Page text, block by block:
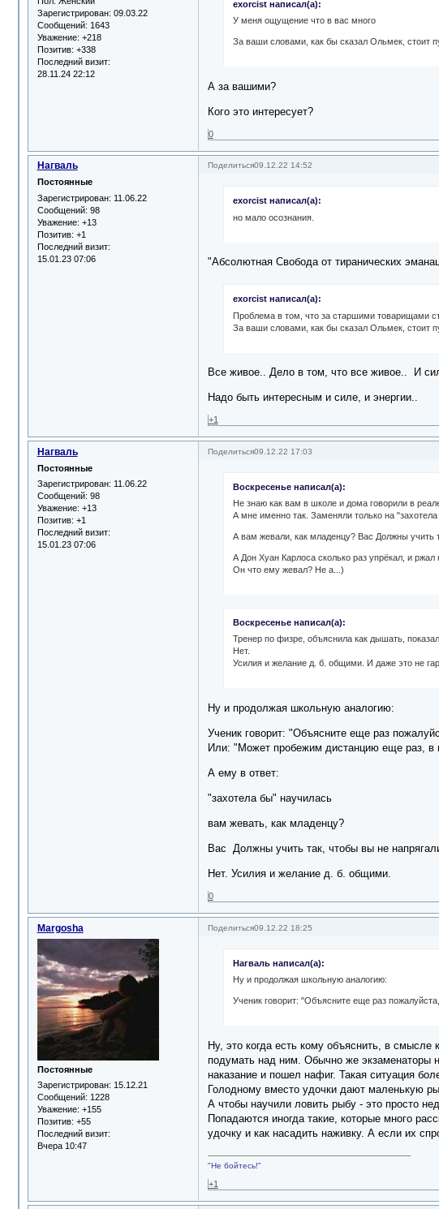
Зарегистрирован: 09.03.22
Сообщений: 1643
Уважение: +218
Позитив: +338
Последний визит:
28.11.24 22:12
exorcist написал(а):
У меня ощущение что в вас много
За ваши словами, как бы сказал Ольмек, стоит
А за вашими?
Кого это интересует?
0
Поделиться09.12.22 14:52
Нагваль
Постоянные
Зарегистрирован: 11.06.22
Сообщений: 98
Уважение: +13
Позитив: +1
Последний визит:
15.01.23 07:06
exorcist написал(а):
но мало осознания.
"Абсолютная Свобода от тиранических
exorcist написал(а):
Проблема в том, что за старшими товарищами
За ваши словами, как бы сказал Ольмек, стоит
Все живое.. Дело в том, что все живое.. И
Надо быть интересным и силе, и энергии..
+1
Поделиться09.12.22 17:03
Нагваль
Постоянные
Зарегистрирован: 11.06.22
Сообщений: 98
Уважение: +13
Позитив: +1
Последний визит:
15.01.23 07:06
Воскресенье написал(а):
Не знаю как вам в школе и дома говорили в
А мне именно так. Заменяли только на
А вам жевали, как младенцу? Вас Должны учить
А Дон Хуан Карлоса сколько раз упрёкал, и ржал
Он что ему жевал? Не а...)
Воскресенье написал(а):
Тренер по физре, объяснила как дышать,
Нет.
Усилия и желание д. б. общими. И даже это не
Ну и продолжая школьную аналогию:
Ученик говорит: "Объясните еще раз
Или: "Может пробежим дистанцию еще раз, в
А ему в ответ:
"захотела бы" научилась
вам жевать, как младенцу?
Вас Должны учить так, чтобы вы не
Нет. Усилия и желание д. б. общими.
0
Поделиться09.12.22 18:25
Margosha
Постоянные
Зарегистрирован: 15.12.21
Сообщений: 1228
Уважение: +155
Позитив: +55
Последний визит:
Вчера 10:47
Нагваль написал(а):
Ну и продолжая школьную аналогию:
Ученик говорит: "Объясните еще раз
Ну, это когда есть кому объяснить, в смысле
подумать над ним. Обычно же экзаменаторы
наказание и пошел нафиг. Такая ситуация
Голодному вместо удочки дают маленькую
А чтобы научили ловить рыбу - это просто
Попадаются иногда такие, которые много
удочку и как насадить наживку. А если их
"Не бойтесь!"
+1